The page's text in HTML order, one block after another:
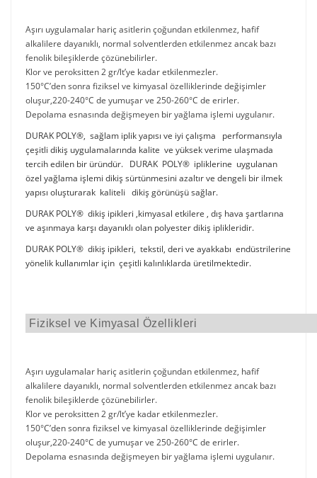
Aşırı uygulamalar hariç asitlerin çoğundan etkilenmez, hafif
alkalilere dayanıklı, normal solventlerden etkilenmez ancak bazı
fenolik bileşiklerde çözünebilirler.
Klor ve peroksitten 2 gr/lt’ye kadar etkilenmezler.
150°C’den sonra fiziksel ve kimyasal özelliklerinde değişimler
oluşur,220-240°C de yumuşar ve 250-260°C de erirler.
Depolama esnasında değişmeyen bir yağlama işlemi uygulanır.
DURAK POLY®, sağlam iplik yapısı ve iyi çalışma performansıyla
çeşitli dikiş uygulamalarında kalite ve yüksek verime ulaşmada
tercih edilen bir üründür. DURAK POLY® ipliklerine uygulanan
özel yağlama işlemi dikiş sürtünmesini azaltır ve dengeli bir ilmek
yapısı oluşturarak kaliteli dikiş görünüşü sağlar.
DURAK POLY® dikiş ipikleri ,kimyasal etkilere , dış hava şartlarına
ve aşınmaya karşı dayanıklı olan polyester dikiş iplikleridir.
DURAK POLY® dikiş ipikleri, tekstil, deri ve ayakkabı endüstrilerine
yönelik kullanımlar için çeşitli kalınlıklarda üretilmektedir.
Fiziksel ve Kimyasal Özellikleri
Aşırı uygulamalar hariç asitlerin çoğundan etkilenmez, hafif
alkalilere dayanıklı, normal solventlerden etkilenmez ancak bazı
fenolik bileşiklerde çözünebilirler.
Klor ve peroksitten 2 gr/lt’ye kadar etkilenmezler.
150°C’den sonra fiziksel ve kimyasal özelliklerinde değişimler
oluşur,220-240°C de yumuşar ve 250-260°C de erirler.
Depolama esnasında değişmeyen bir yağlama işlemi uygulanır.